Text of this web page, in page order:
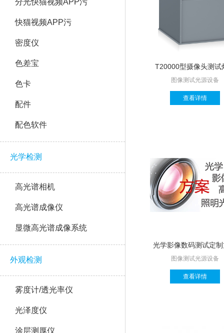
快猫视频APP污
密度仪
色差宝
色卡
配件
配色软件
光学检测
高光谱相机
高光谱成像仪
显微高光谱成像系统
外观检测
雾度计/透光率仪
光泽度仪
涂层测厚仪
T20000型摄像头测试
图像测试光源设备
查看详情
光学影像数码测试定
图像测试光源设备
查看详情